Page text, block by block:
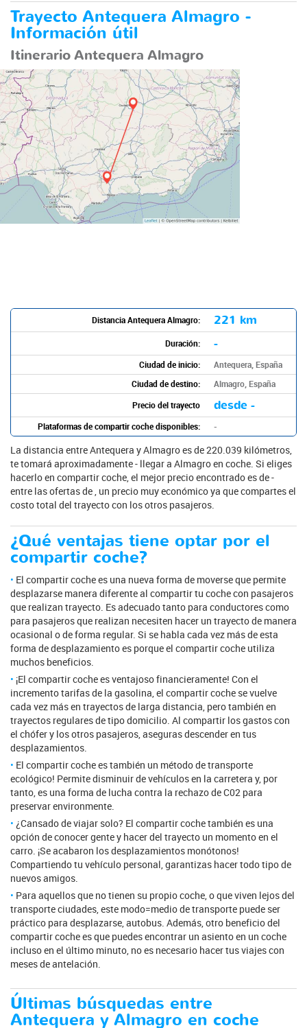
Trayecto Antequera Almagro -
Información útil
Itinerario Antequera Almagro
Distancia Antequera Almagro: 221 km
Duración: -
Ciudad de inicio:
Antequera, España
Ciudad de destino:
Almagro, España
Precio del trayecto
desde -
Plataformas de compartir coche disponibles: -
La distancia entre Antequera y Almagro es de 220.039 kilómetros,
te tomará aproximadamente - llegar a Almagro en coche. Si eliges
hacerlo en compartir coche, el mejor precio encontrado es de -
entre las ofertas de , un precio muy económico ya que compartes el
costo total del trayecto con los otros pasajeros.
¿Qué ventajas tiene optar por el
compartir coche?
El compartir coche es una nueva forma de moverse que permite
desplazarse manera diferente al compartir tu coche con pasajeros
que realizan trayecto. Es adecuado tanto para conductores como
para pasajeros que realizan necesiten hacer un trayecto de manera
ocasional o de forma regular. Si se habla cada vez más de esta
forma de desplazamiento es porque el compartir coche utiliza
muchos beneficios.
¡El compartir coche es ventajoso financieramente! Con el
incremento tarifas de la gasolina, el compartir coche se vuelve
cada vez más en trayectos de larga distancia, pero también en
trayectos regulares de tipo domicilio. Al compartir los gastos con
el chófer y los otros pasajeros, aseguras descender en tus
desplazamientos.
El compartir coche es también un método de transporte
ecológico! Permite disminuir de vehículos en la carretera y, por
tanto, es una forma de lucha contra la rechazo de C02 para
preservar environmente.
¿Cansado de viajar solo? El compartir coche también es una
opción de conocer gente y hacer del trayecto un momento en el
carro. ¡Se acabaron los desplazamientos monótonos!
Compartiendo tu vehículo personal, garantizas hacer todo tipo de
nuevos amigos.
Para aquellos que no tienen su propio coche, o que viven lejos del
transporte ciudades, este modo=medio de transporte puede ser
práctico para desplazarse, autobus. Además, otro beneficio del
compartir coche es que puedes encontrar un asiento en un coche
incluso en el último minuto, no es necesario hacer tus viajes con
meses de antelación.
Últimas búsquedas entre
Antequera y Almagro en coche